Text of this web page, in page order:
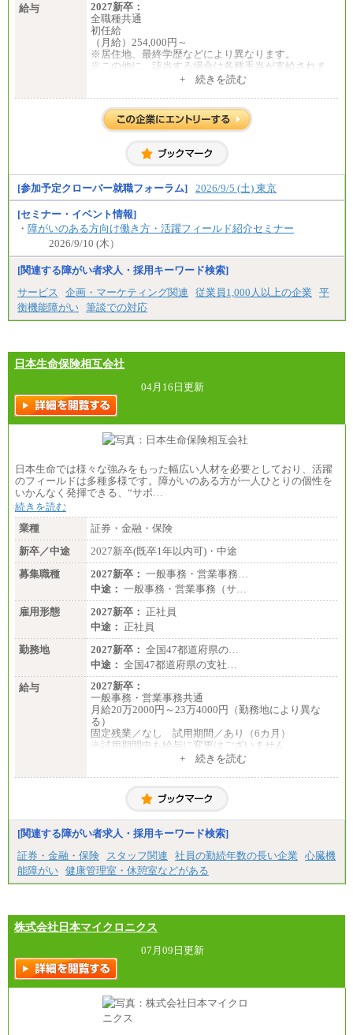
給与
2027新卒：
全職種共通
初任給
（月給）254,000円～
※居住地、最終学歴などにより異なります。
※この他に、該当する場合は各種手当が支給されま
中途：
全職種共通
※居住地、年齢により異なります。
※この他に、該当する場合は各種手当が支給されま
す。
※試用期間中も給与に変更はございません
+ 続きを読む
[参加予定クローバー就職フォーラム] 2026/9/5 (土) 東京
[セミナー・イベント情報]
・ 障がいのある方向け働き方・活躍フィールド紹介セミナー
2026/9/10 (木）
[関連する障がい者求人・採用キーワード検索]
サービス
企画・マーケティング関連 従業員1,000人以上の企業
平
衡機能障がい 筆談での対応
日本生命保険相互会社
04月16日更新
日本生命では様々な強みをもった幅広い人材を必要としており、活躍
のフィールドは多種多様です。障がいのある方が一人ひとりの個性を
いかんなく発揮できる、“サポ…
続きを読む
業種
証券・金融・保険
新卒／中途
2027新卒(既卒1年以内可)・中途
募集職種
2027新卒： 一般事務・営業事務…
中途： 一般事務・営業事務（サ…
雇用形態
2027新卒： 正社員
中途： 正社員
勤務地
2027新卒： 全国47都道府県の…
中途： 全国47都道府県の支社…
給与
2027新卒：
一般事務・営業事務共通
月給20万2000円～23万4000円（勤務地により異な
る）
固定残業／なし 試用期間／あり（6カ月）
※試用期間中も給与に変更はございません
月給20万2000円～23万4000円（勤務地により異な
固定残業／なし 試用期間／あり（6か月）
+ 続きを読む
[関連する障がい者求人・採用キーワード検索]
証券・金融・保険
スタッフ関連 社員の勤続年数の長い企業
心臓機
能障がい 健康管理室・休憩室などがある
株式会社日本マイクロニクス
07月09日更新